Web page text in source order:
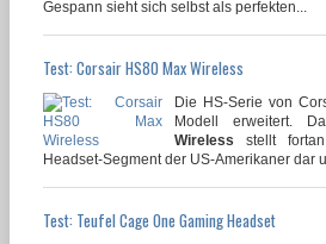
Gespann sieht sich selbst als perfekten...
Test: Corsair HS80 Max Wireless
Die HS-Serie von
Modell erweitert.
Wireless stellt
Headset-Segment der US-Amerikaner dar
Test: Teufel Cage One Gaming Headset